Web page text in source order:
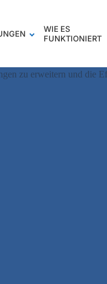
WIE ES
FUNKTIONIERT